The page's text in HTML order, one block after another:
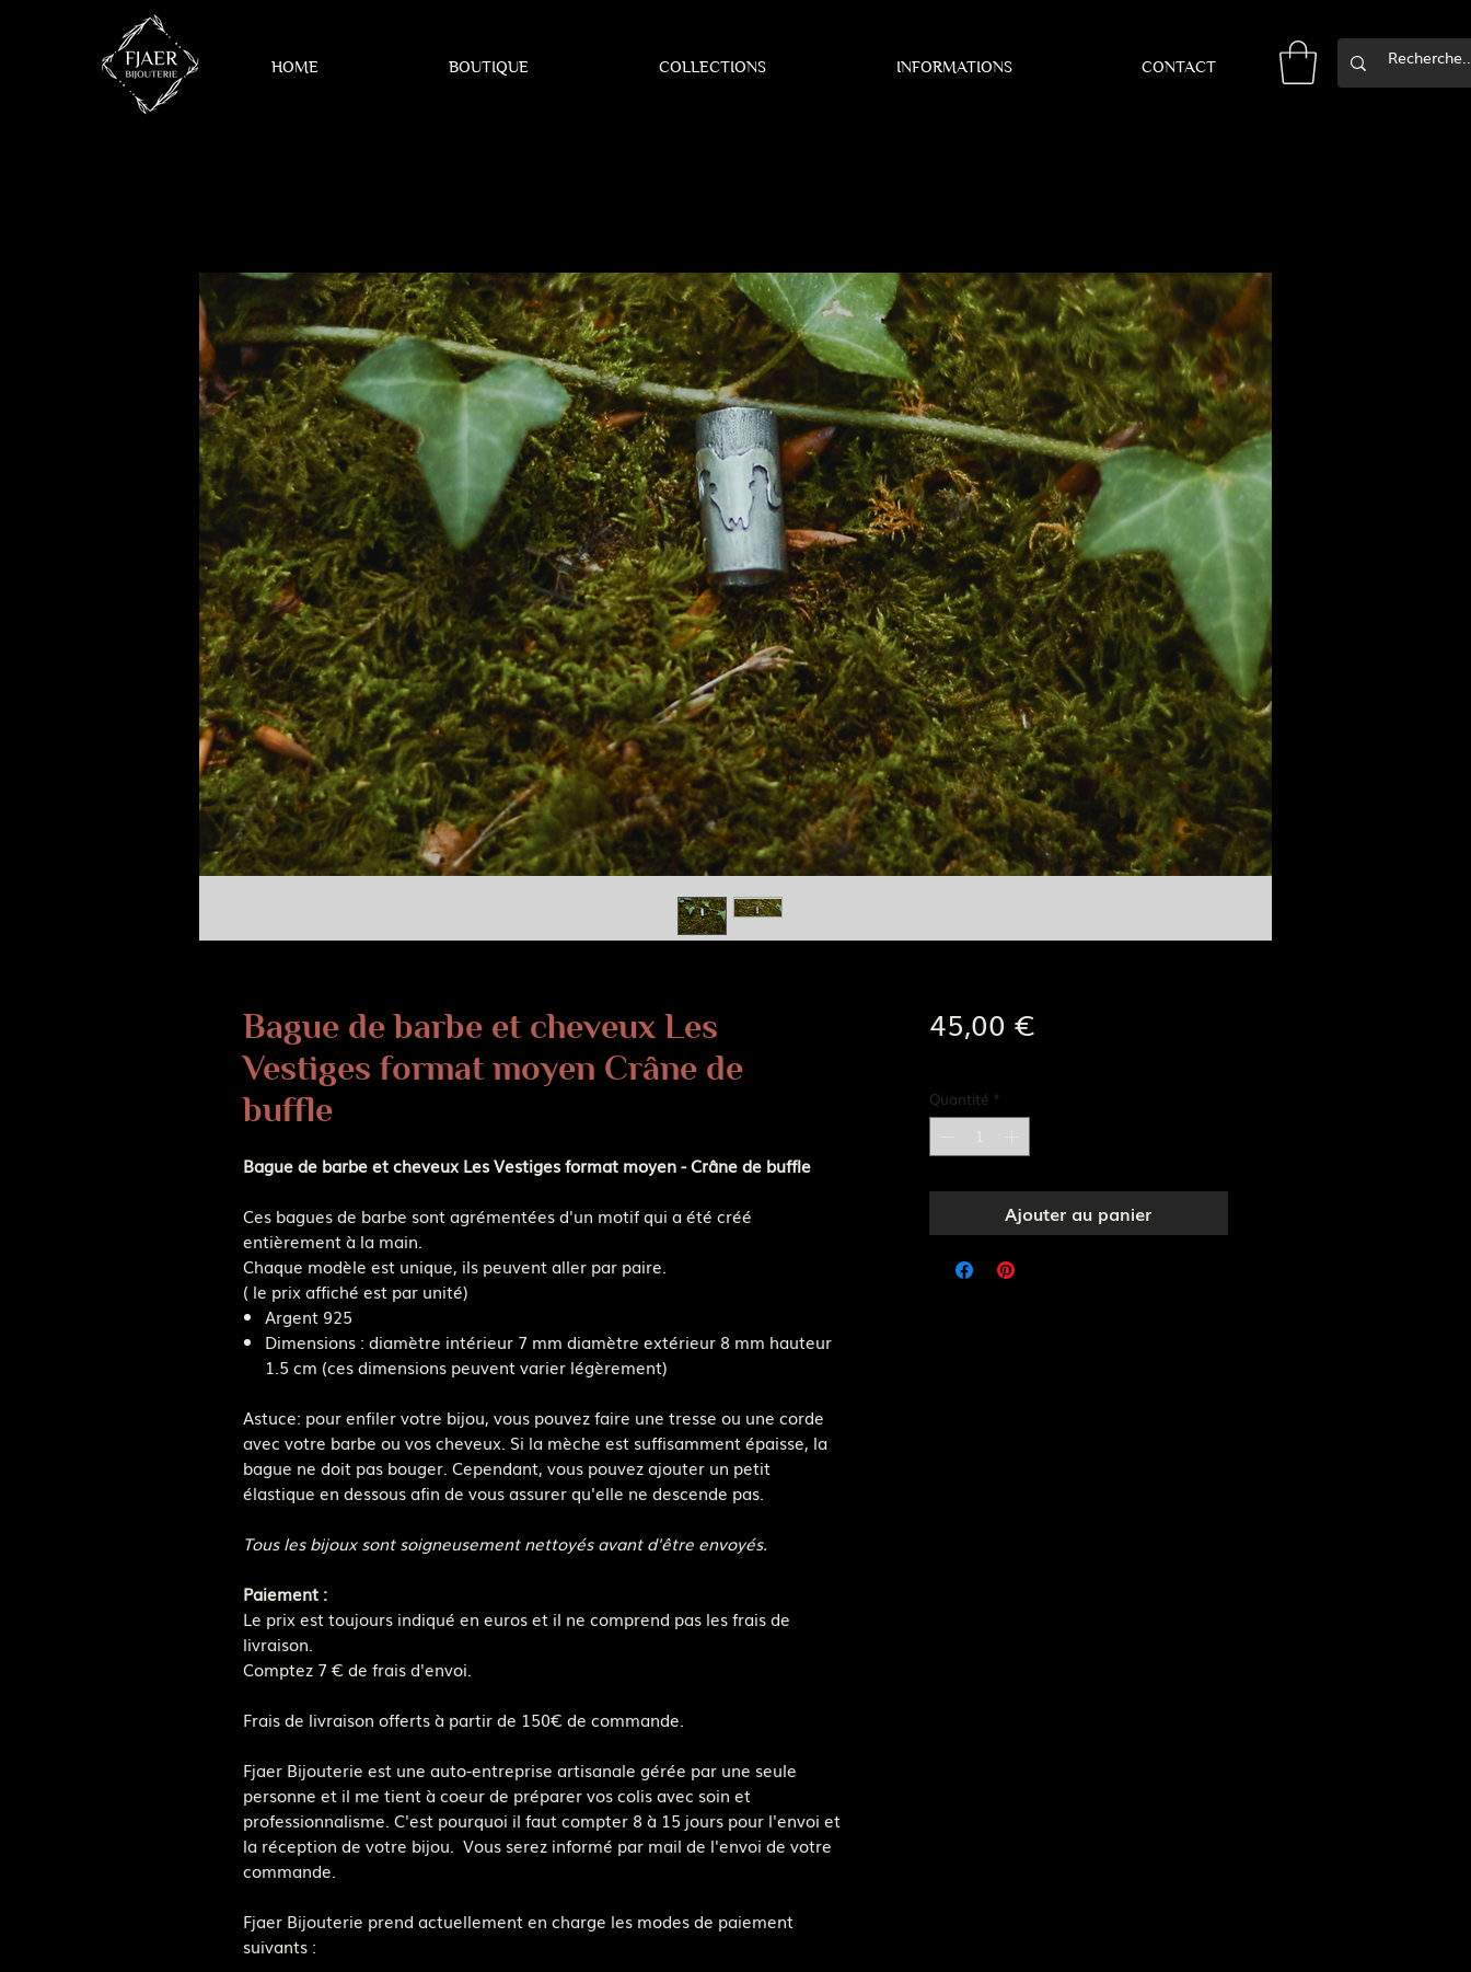
HOME BOUTIQUE COLLECTIONS INFORMATIONS CONTACT
Bague de barbe et cheveux Les
Vestiges format moyen Crâne de
buffle
Bague de barbe et cheveux Les Vestiges format moyen - Crâne de buffle
Ces bagues de barbe sont agrémentées d'un motif qui a été créé
entièrement à la main.
Chaque modèle est unique, ils peuvent aller par paire.
( le prix affiché est par unité)
Argent 925
Dimensions : diamètre intérieur 7 mm diamètre extérieur 8 mm hauteur
1.5 cm (ces dimensions peuvent varier légèrement)
Astuce: pour enfiler votre bijou, vous pouvez faire une tresse ou une corde
avec votre barbe ou vos cheveux. Si la mèche est suffisamment épaisse, la
bague ne doit pas bouger. Cependant, vous pouvez ajouter un petit
élastique en dessous afin de vous assurer qu'elle ne descende pas.
Tous les bijoux sont soigneusement nettoyés avant d'être envoyés.
Paiement :
Le prix est toujours indiqué en euros et il ne comprend pas les frais de
livraison.
Comptez 7 € de frais d'envoi.
Frais de livraison offerts à partir de 150€ de commande.
Fjaer Bijouterie est une auto-entreprise artisanale gérée par une seule
personne et il me tient à coeur de préparer vos colis avec soin et
professionnalisme. C'est pourquoi il faut compter 8 à 15 jours pour l'envoi et
la réception de votre bijou. Vous serez informé par mail de l'envoi de votre
commande.
Fjaer Bijouterie prend actuellement en charge les modes de paiement
suivants :
45,00 €Prix
Quantité *
Ajouter au panier